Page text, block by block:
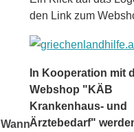
Wann
den Link zum
In Kooperation mit
Webshop "KÄB
Krankenhaus- und
Ärztebedarf"